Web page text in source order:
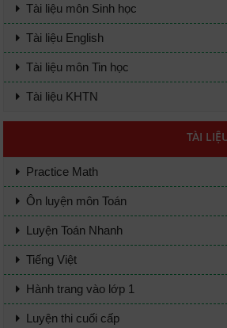
Tài liệu môn Sinh học
Tài liệu English
Tài liệu môn Tin học
Tài liệu KHTN
TÀI LIỆU
Practice Math
Ôn luyện môn Toán
Luyện Toán Nhanh
Tiếng Việt
Hành trang vào lớp 1
Luyện thi cuối cấp